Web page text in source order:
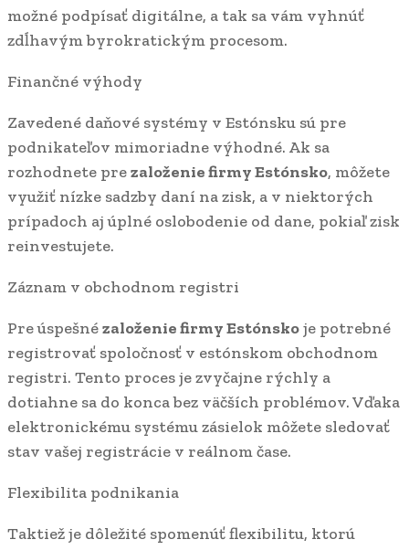
možné podpísať digitálne, a tak sa vám vyhnúť
zdĺhavým byrokratickým procesom.
Finančné výhody
Zavedené daňové systémy v Estónsku sú pre
podnikateľov mimoriadne výhodné. Ak sa
rozhodnete prezaloženie firmy Estónsko, môžete
využiť nízke sadzby daní na zisk, a v niektorých
prípadoch aj úplné oslobodenie od dane, pokiaľ zisk
reinvestujete.
Záznam v obchodnom registri
Pre úspešnézaloženie firmy Estónskoje potrebné
registrovať spoločnosť v estónskom obchodnom
registri. Tento proces je zvyčajne rýchly a
dotiahne sa do konca bez väčších problémov. Vďaka
elektronickému systému zásielok môžete sledovať
stav vašej registrácie v reálnom čase.
Flexibilita podnikania
Taktiež je dôležité spomenúť flexibilitu, ktorú